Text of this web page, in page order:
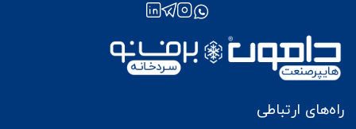
راه‌های ارتباطی